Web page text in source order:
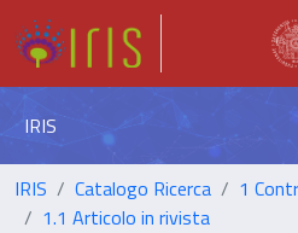
IRIS
IRIS Catalogo Ricerca
1
1.1 Articolo in rivista